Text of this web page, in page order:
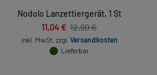
Nodolo Lanzettiergerät, 1 St
11,04 € 12,90 €
inkl. MwSt. zzgl. Versandkosten
Lieferbar